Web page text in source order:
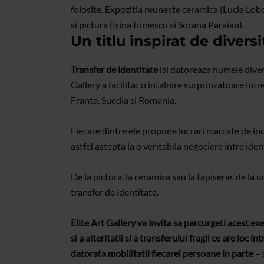
folosite. Expozitia reuneste ceramica (Lucia
si pictura (Irina Irimescu si Sorana Paraian).
Un titlu inspirat de
Transfer de identitate isi datoreaza numele
Gallery a facilitat o intalnire surprinzatoare
Franta, Suedia si Romania.
Fiecare dintre ele propune lucrari marcate de
astfel astepta la o veritabila negociere intre
De la pictura, la ceramica sau la tapiserie, de la
transfer de identitate.
Elite Art Gallery va invita sa parcurgeti acest
si a alteritatii si a transferului fragil ce are loc
datorata mobilitatii fiecarei persoane in parte –